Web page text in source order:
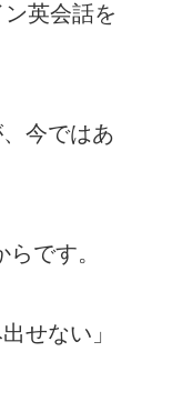
英会話を
今ではあ
です。
せない」